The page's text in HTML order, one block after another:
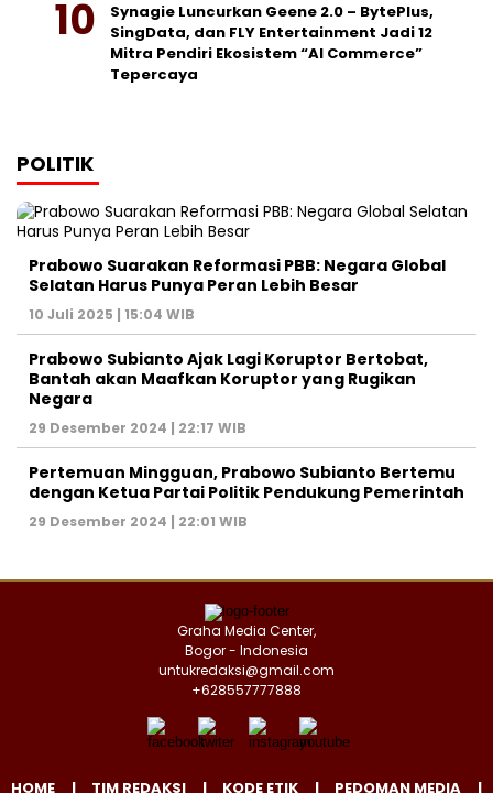
Synagie Luncurkan Geene 2.0 – BytePlus,
SingData, dan FLY Entertainment Jadi 12
Mitra Pendiri Ekosistem “AI Commerce”
Tepercaya
POLITIK
Prabowo Suarakan Reformasi PBB: Negara Global
Selatan Harus Punya Peran Lebih Besar
10 Juli 2025 | 15:04 WIB
Prabowo Subianto Ajak Lagi Koruptor Bertobat,
Bantah akan Maafkan Koruptor yang Rugikan
Negara
29 Desember 2024 | 22:17 WIB
Pertemuan Mingguan, Prabowo Subianto Bertemu
dengan Ketua Partai Politik Pendukung Pemerintah
29 Desember 2024 | 22:01 WIB
Graha Media Center,
Bogor - Indonesia
untukredaksi@gmail.com
+628557777888
HOME TIM REDAKSI KODE ETIK PEDOMAN MEDIA